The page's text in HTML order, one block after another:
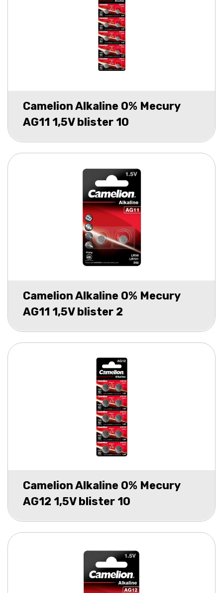
Camelion Alkaline 0% Mecury
AG11 1,5V blister 10
Camelion Alkaline 0% Mecury
AG11 1,5V blister 2
Camelion Alkaline 0% Mecury
AG12 1,5V blister 10